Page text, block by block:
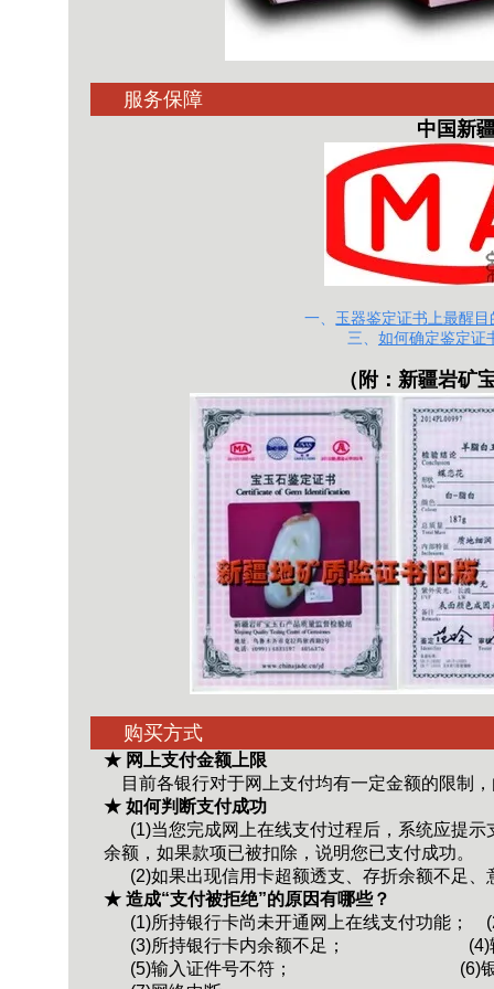
服务保障
中国新疆
一、 玉器鉴定证书上最醒
三、 如何确定鉴定证
（附： 新疆岩矿
购买方式
★ 网上支付金额上限
目前各银行对于网上支付均有一定金额的限制
★ 如何判断支付成功
(1)当您完成网上在线支付过程后，系统应提示
余额，如果款项已被扣除，说明您已支付成功。
(2)如果出现信用卡超额透支、存折余额不足、
★ 造成“支付被拒绝”的原因有哪些？
(1)所持银行卡尚未开通网上在线支付功能；
(3)所持银行卡内余额不足；
(5)输入证件号不符； (6)